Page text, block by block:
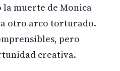
muerte de Monica
otro arco torturado.
pero
creativa.